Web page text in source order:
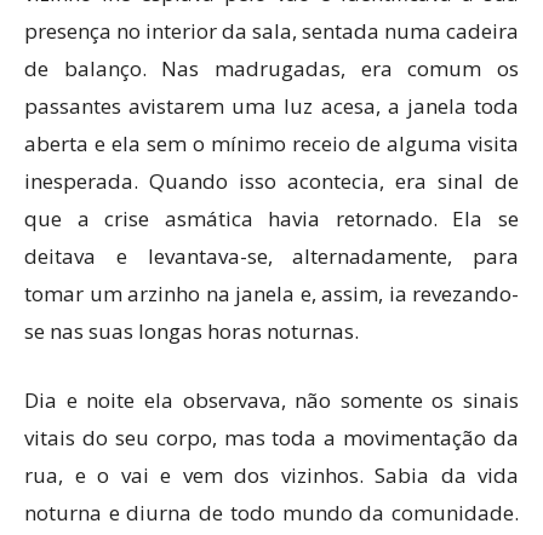
presença no interior da sala, sentada numa cadeira
de balanço. Nas madrugadas, era comum os
passantes avistarem uma luz acesa, a janela toda
aberta e ela sem o mínimo receio de alguma visita
inesperada. Quando isso acontecia, era sinal de
que a crise asmática havia retornado. Ela se
deitava e levantava-se, alternadamente, para
tomar um arzinho na janela e, assim, ia revezando-
se nas suas longas horas noturnas.
Dia e noite ela observava, não somente os sinais
vitais do seu corpo, mas toda a movimentação da
rua, e o vai e vem dos vizinhos. Sabia da vida
noturna e diurna de todo mundo da comunidade.